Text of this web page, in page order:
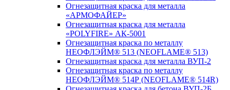
Огнезащитная краска для металла
«АРМОФАЙЕР»
Огнезащитная краска для металла
«POLYFIRE» АК-5001
Огнезащитная краска по металлу
НЕОФЛЭЙМ® 513 (NEOFLAME® 513)
Огнезащитная краска для металла ВУП-2
Огнезащитная краска по металлу
НЕОФЛЭЙМ® 514Р (NEOFLAME® 514R)